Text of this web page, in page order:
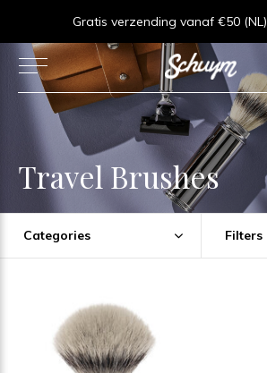
Gratis verzending vanaf €50
Travel Brushes
Categories Filters